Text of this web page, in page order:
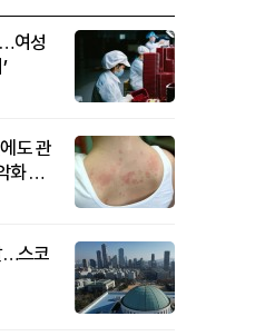
여성
도 관
화 요
…스코